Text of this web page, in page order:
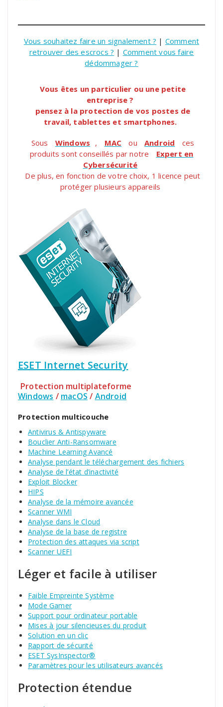
Vous souhaitez faire un signalement ? | Comment
retrouver des escrocs ? | Comment vous faire
dédommager ?
Vous êtes un particulier ou une petite
entreprise ?
pensez à la protection de vos postes de
travail, tablettes et smartphones.
Sous Windows , MAC ou Android
ces
produits sont conseillés par notre
Expert en
Cybersécurité
De plus, en fonction de votre choix, 1 licence peut
protéger plusieurs appareils
ESET Internet Security
Protection multiplateforme
Windows / macOS / Android
Protection multicouche
Antivirus & Antispyware
Bouclier Anti-Ransomware
Machine Learning Avancé
Analyse pendant le téléchargement des fichiers
Analyse de l’état d’inactivité
Exploit Blocker
HIPS
Analyse de la mémoire avancée
Scanner WMI
Analyse dans le Cloud
Analyse de la base de registre
Protection des attaques via script
Scanner UEFI
Léger et facile à utiliser
Faible Empreinte Système
Mode Gamer
Support pour ordinateur portable
Mises à jour silencieuses du produit
Solution en un clic
Rapport de sécurité
ESET SysInspector®
Paramètres pour les utilisateurs avancés
Protection étendue